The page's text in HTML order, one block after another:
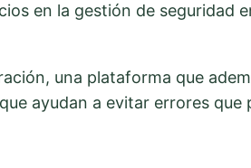
en la gestión de seguridad
una plataforma que
ayudan a evitar errores que